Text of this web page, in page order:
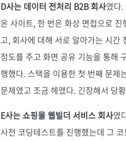
D사는 데이터 전처리 B2B 회사였다
온 사이트, 한 번은 화상 면접으로
고, 회사에 대해 서로 알아가는 시간
정도를 주고 화면 공유 기능을 통해
행했다. 스택을 이용한 첫 번째 문제
문제였고 조금 헤맸다. 긴장해서 당
E사는 쇼핑몰 웹빌더 서비스 회사였
사전 코딩테스트를 진행했는데 그